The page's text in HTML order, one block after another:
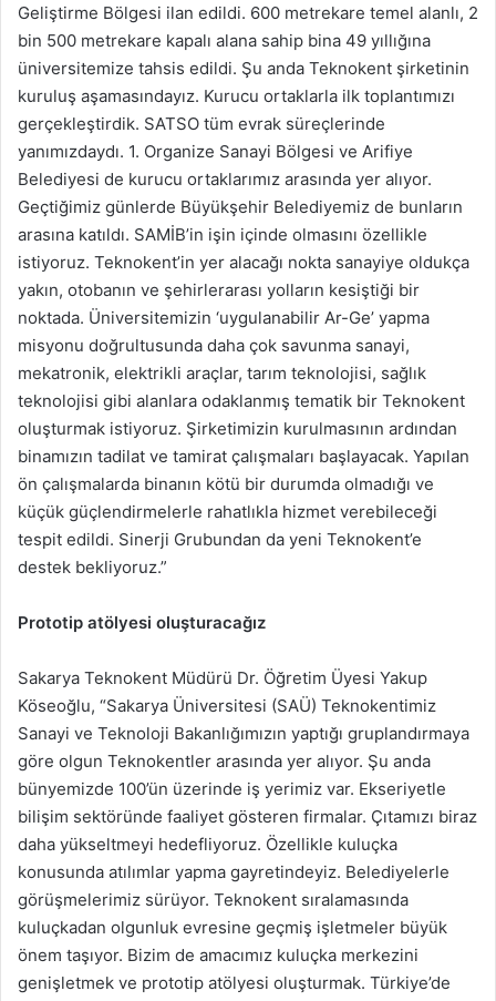
Geliştirme Bölgesi ilan edildi. 600 metrekare temel alanlı, 2
bin 500 metrekare kapalı alana sahip bina 49 yıllığına
üniversitemize tahsis edildi. Şu anda Teknokent şirketinin
kuruluş aşamasındayız. Kurucu ortaklarla ilk toplantımızı
gerçekleştirdik. SATSO tüm evrak süreçlerinde
yanımızdaydı. 1. Organize Sanayi Bölgesi ve Arifiye
Belediyesi de kurucu ortaklarımız arasında yer alıyor.
Geçtiğimiz günlerde Büyükşehir Belediyemiz de bunların
arasına katıldı. SAMİB’in işin içinde olmasını özellikle
istiyoruz. Teknokent’in yer alacağı nokta sanayiye oldukça
yakın, otobanın ve şehirlerarası yolların kesiştiği bir
noktada. Üniversitemizin ‘uygulanabilir Ar-Ge’ yapma
misyonu doğrultusunda daha çok savunma sanayi,
mekatronik, elektrikli araçlar, tarım teknolojisi, sağlık
teknolojisi gibi alanlara odaklanmış tematik bir Teknokent
oluşturmak istiyoruz. Şirketimizin kurulmasının ardından
binamızın tadilat ve tamirat çalışmaları başlayacak. Yapılan
ön çalışmalarda binanın kötü bir durumda olmadığı ve
küçük güçlendirmelerle rahatlıkla hizmet verebileceği
tespit edildi. Sinerji Grubundan da yeni Teknokent’e
destek bekliyoruz.”
Prototip atölyesi oluşturacağız
Sakarya Teknokent Müdürü Dr. Öğretim Üyesi Yakup
Köseoğlu, “Sakarya Üniversitesi (SAÜ) Teknokentimiz
Sanayi ve Teknoloji Bakanlığımızın yaptığı gruplandırmaya
göre olgun Teknokentler arasında yer alıyor. Şu anda
bünyemizde 100’ün üzerinde iş yerimiz var. Ekseriyetle
bilişim sektöründe faaliyet gösteren firmalar. Çıtamızı biraz
daha yükseltmeyi hedefliyoruz. Özellikle kuluçka
konusunda atılımlar yapma gayretindeyiz. Belediyelerle
görüşmelerimiz sürüyor. Teknokent sıralamasında
kuluçkadan olgunluk evresine geçmiş işletmeler büyük
önem taşıyor. Bizim de amacımız kuluçka merkezini
genişletmek ve prototip atölyesi oluşturmak. Türkiye’de